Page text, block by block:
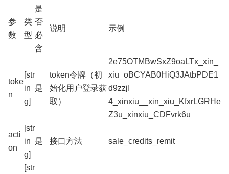
参
数
类
型
是
否
必
含
说明 示例
toke
n
[str
in
g]
是
token令牌（初
始化用户登录获
取）
2e75OTMBwSxZ9oaLTx_xin_
xiu_oBCYAB0HiQ3JAtbPDE1
d9zzjI
4_xinxiu__xin_xiu_KfxrLGRHe
Z3u_xinxiu_CDFvrk6u
acti
on
[str
in
g]
是 接口方法 sale_credits_remit
[str